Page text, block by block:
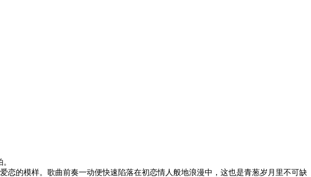
的模样。歌曲前奏一动便快速陷落在初恋情人般地浪漫中，这也是青葱岁月里不可缺